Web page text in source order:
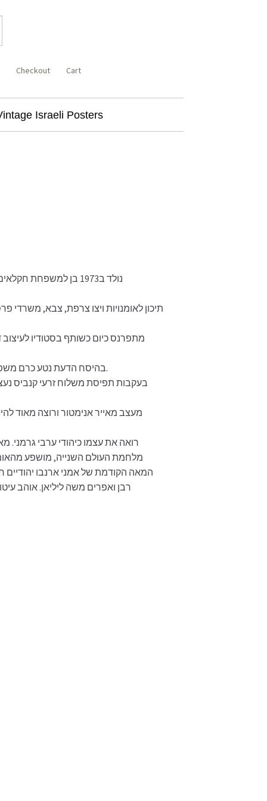
Checkout Cart
Israeli Posters
נולד ב1973 בן
תיכון לאומנויות ויצו צרפת, צבא, משרדי
מתפרנס כיום כשותף בסטודיו לעיצוב
בהיסח הדעת נטע כרם משפחתי של זיתים שהפך לימים למותג הבוטיק שמן הלל.
בעקבות תפיסת משלוח זרעי קנביס
מעצב מאייר אנימטור ורוצה מאוד
רואה את עצמו כיהודי ערבי גרמני.
המאה הקודמת של אמני ארנבו יהודיים
רבן ואפרים משה ליליאן. אוהב